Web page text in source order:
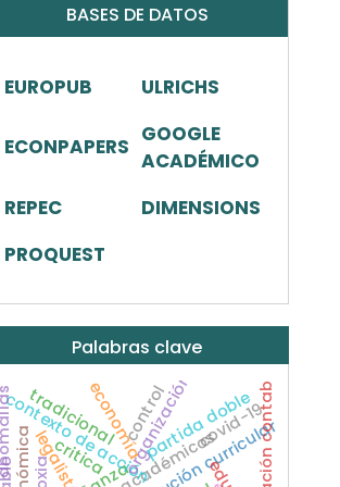
BASES DE DATOS
EUROPUB ULRICHS
ECONPAPERS GOOGLE
ACADÉMICO
REPEC
DIMENSIONS
PROQUEST
Palabras clave
contexto de acciónorganización
legalistaeconomíapartida doble
tradicional
critica
covid-19
control